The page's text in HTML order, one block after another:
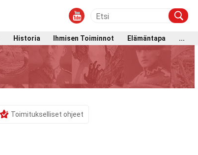
Historia Ihmisen Toiminnot Elämäntapa
...
Toimitukselliset ohjeet